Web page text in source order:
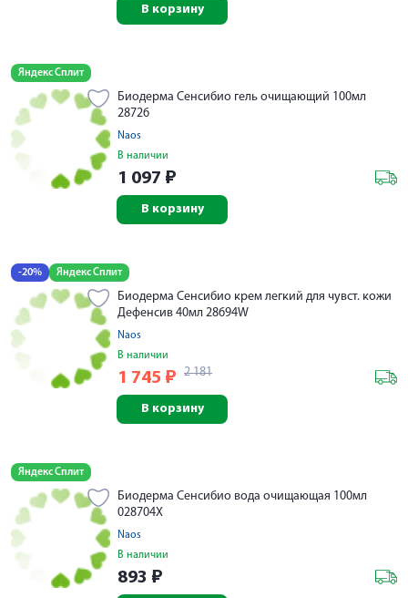
В корзину
Яндекс Сплит
Биодерма Сенсибио гель очищающий 100мл
28726
Naos
В наличии
1 097 ₽
В корзину
-20% Яндекс Сплит
Биодерма Сенсибио крем легкий для чувст. кожи
Дефенсив 40мл 28694W
Naos
В наличии
1 745 ₽ 2 181
В корзину
Яндекс Сплит
Биодерма Сенсибио вода очищающая 100мл
028704X
Naos
В наличии
893 ₽